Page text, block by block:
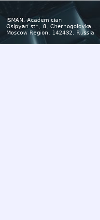
ISMAN, Academician
Osipyan str., 8, Chernogolovka,
Moscow Region, 142432, Russia